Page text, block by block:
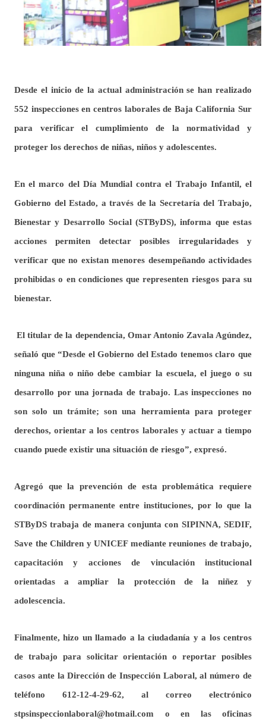
Desde el inicio de la actual administración se han realizado
552 inspecciones en centros laborales de Baja California Sur
para verificar el cumplimiento de la normatividad y
proteger los derechos de niñas, niños y adolescentes.
En el marco del Día Mundial contra el Trabajo Infantil, el
Gobierno del Estado, a través de la Secretaría del Trabajo,
Bienestar y Desarrollo Social (STByDS), informa que estas
acciones permiten detectar posibles irregularidades y
verificar que no existan menores desempeñando actividades
prohibidas o en condiciones que representen riesgos para su
bienestar.
El titular de la dependencia, Omar Antonio Zavala Agúndez,
señaló que “Desde el Gobierno del Estado tenemos claro que
ninguna niña o niño debe cambiar la escuela, el juego o su
desarrollo por una jornada de trabajo. Las inspecciones no
son solo un trámite; son una herramienta para proteger
derechos, orientar a los centros laborales y actuar a tiempo
cuando puede existir una situación de riesgo”, expresó.
Agregó que la prevención de esta problemática requiere
coordinación permanente entre instituciones, por lo que la
STByDS trabaja de manera conjunta con SIPINNA, SEDIF,
Save the Children y UNICEF mediante reuniones de trabajo,
capacitación y acciones de vinculación institucional
orientadas a ampliar la protección de la niñez y
adolescencia.
Finalmente, hizo un llamado a la ciudadanía y a los centros
de trabajo para solicitar orientación o reportar posibles
casos ante la Dirección de Inspección Laboral, al número de
teléfono 612-12-4-29-62, al correo electrónico
stpsinspeccionlaboral@hotmail.com o en las oficinas